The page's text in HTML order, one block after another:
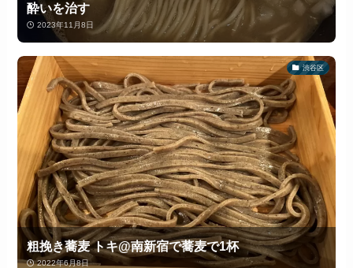
酔いを治す
2023年11月8日
渋谷区
粗挽き蕎麦 トキ@南新宿で蕎麦で1杯
2022年6月8日